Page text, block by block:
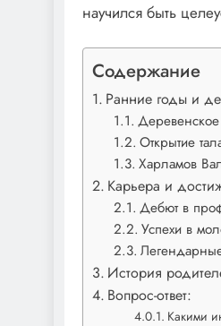
научился быть
Содержание
Ранние годы и
Открытие
Харламов
Карьера и
Дебют в
Успехи в
История
Вопрос-ответ:
Какими